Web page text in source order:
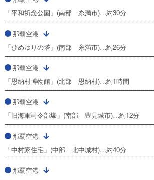
「平和祈念公園」(南部 糸満市)…約30分
那覇空港
「ひめゆりの塔」(南部 糸満市)…約26分
那覇空港
「恩納村博物館」(北部 恩納村)…約1時間
那覇空港
「旧海軍司令部壕」(南部 豊見城市)…約12分
那覇空港
「中村家住宅」(中部 北中城村)…約40分
那覇空港